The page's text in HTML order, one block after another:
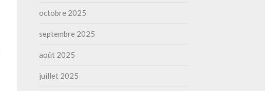
octobre 2025
septembre 2025
août 2025
juillet 2025